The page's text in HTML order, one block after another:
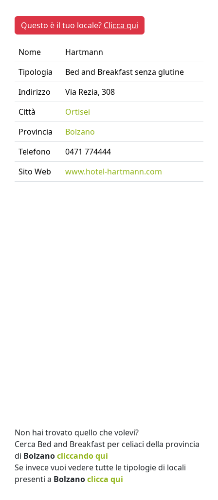
Questo è il tuo locale? Clicca qui
Nome
Hartmann
Tipologia
Bed and Breakfast senza glutine
Indirizzo
Via Rezia, 308
Città
Ortisei
Provincia
Bolzano
Telefono
0471 774444
Sito Web
www.hotel-hartmann.com
Non hai trovato quello che volevi?
Cerca Bed and Breakfast per celiaci della provincia
di Bolzanocliccando qui
Se invece vuoi vedere tutte le tipologie di locali
presenti a Bolzanoclicca qui